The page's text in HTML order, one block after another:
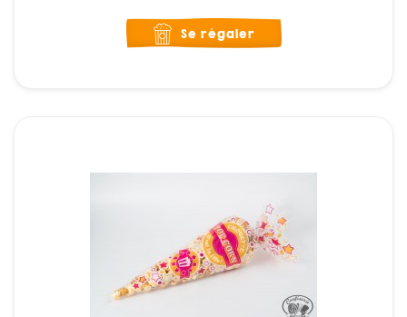
Se régaler